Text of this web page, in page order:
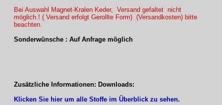
Bei Auswahl Magnet-Kralen Keder, Versand gefaltet nicht
möglich.! ( Versand erfolgt Gerollte Form) (Versandkosten) bitte
beachten.
Sonderwünsche : Auf Anfrage möglich
Zusätzliche Informationen: Downloads:
Klicken Sie hier um alle Stoffe im Überblick zu sehen.